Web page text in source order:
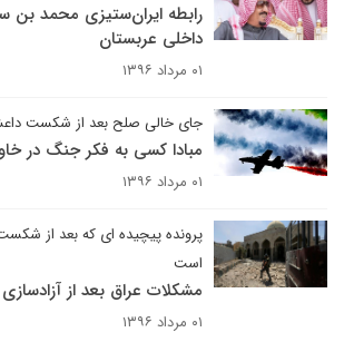
رابطه ایران‌ستیزی محمد بن
داخلی عربستان
۰۱ مرداد ۱۳۹۶
جای خالی صلح بعد از شکست
مبادا کسی به فکر جنگ در
۰۱ مرداد ۱۳۹۶
پرونده پیچیده ای که بعد از
است
مشکلات عراق بعد از
۰۱ مرداد ۱۳۹۶